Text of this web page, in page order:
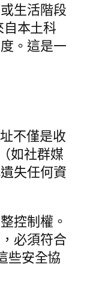
生活階段
本土科
。這是一
不僅是收
如社群媒
失任何資
控制權。
必須符合
些安全協